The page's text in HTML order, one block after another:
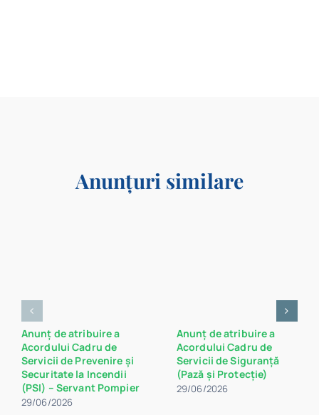
Anunțuri similare
Anunț de atribuire a
Acordului Cadru de
Servicii de Prevenire și
Securitate la Incendii
(PSI) – Servant Pompier
29/06/2026
Anunț de atribuire a
Acordului Cadru de
Servicii de Siguranță
(Pază și Protecție)
29/06/2026